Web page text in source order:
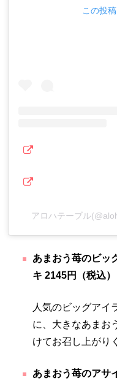
この投
アロハテーブル
あまおう苺のビッ
キ 2145円（税込）
人気のビッグアイ
に、大きなあまお
けてお召し上がり
あまおう苺のアサ